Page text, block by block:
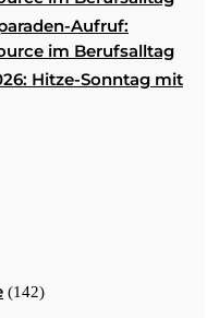
Aufruf:
im Berufsalltag
Hitze-Sonntag mit
(142)